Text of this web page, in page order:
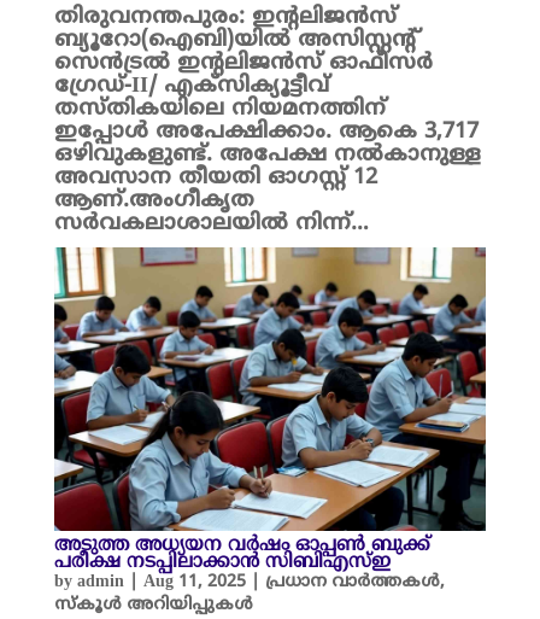
തിരുവനന്തപുരം: ഇന്റലിജന്‍സ്
ബ്യൂറോ(ഐബി)യിൽ അസിസ്റ്റന്റ്
സെന്‍ട്രല്‍ ഇന്റലിജന്‍സ് ഓഫീസര്‍
ഗ്രേഡ്-II/ എക്‌സിക്യൂട്ടീവ്
തസ്തികയിലെ നിയമനത്തിന്
ഇപ്പോൾ അപേക്ഷിക്കാം. ആകെ 3,717
ഒഴിവുകളുണ്ട്. അപേക്ഷ നൽകാനുള്ള
അവസാന തീയതി ഓഗസ്റ്റ് 12
ആണ്.അംഗീകൃത
സര്‍വകലാശാലയില്‍ നിന്ന്…
അടുത്ത അധ്യയന വർഷം ഓപ്പൺ ബുക്ക്
പരീക്ഷ നടപ്പിലാക്കാൻ സിബിഎസ്ഇ
by admin| Aug 11, 2025| പ്രധാന വാർത്തകൾ,
സ്കൂൾ അറിയിപ്പുകൾ